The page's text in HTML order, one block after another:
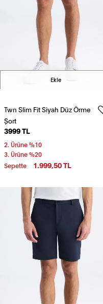
Ekle
Twn Slim Fit Siyah Düz Örme
Şort
3999 TL
2. Ürüne %10
3. Ürüne %20
Sepette
1.999,50 TL